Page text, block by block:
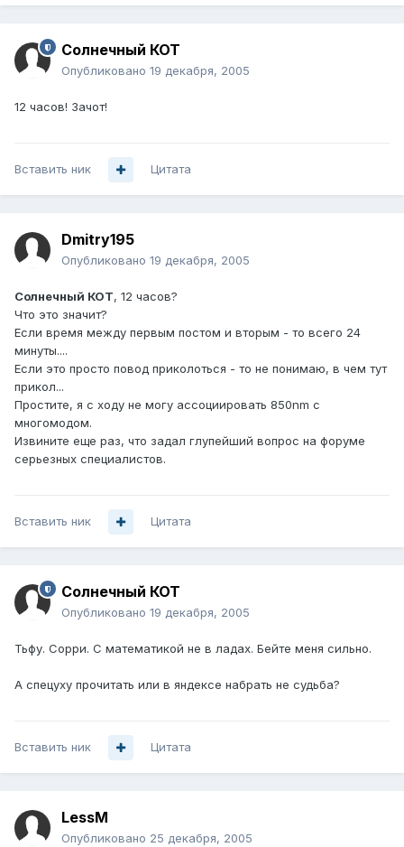
Солнечный КОТ
Опубликовано 19 декабря, 2005
12 часов! Зачот!
Вставить ник Цитата
Dmitry195
Опубликовано 19 декабря, 2005
Солнечный КОТ, 12 часов?
Что это значит?
Если время между первым постом и вторым - то всего 24
минуты....
Если это просто повод приколоться - то не понимаю, в чем тут
прикол...
Простите, я с ходу не могу ассоциировать 850nm с
многомодом.
Извините еще раз, что задал глупейший вопрос на форуме
серьезных специалистов.
Вставить ник Цитата
Солнечный КОТ
Опубликовано 19 декабря, 2005
Тьфу. Сорри. С математикой не в ладах. Бейте меня сильно.
А спецуху прочитать или в яндексе набрать не судьба?
Вставить ник Цитата
LessM
Опубликовано 25 декабря, 2005